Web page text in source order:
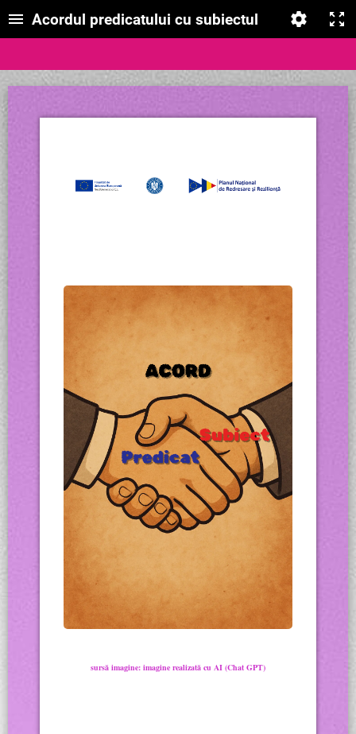
Acordul predicatului cu subiectul
sursă imagine: imagine realizată cu AI (Chat GPT)